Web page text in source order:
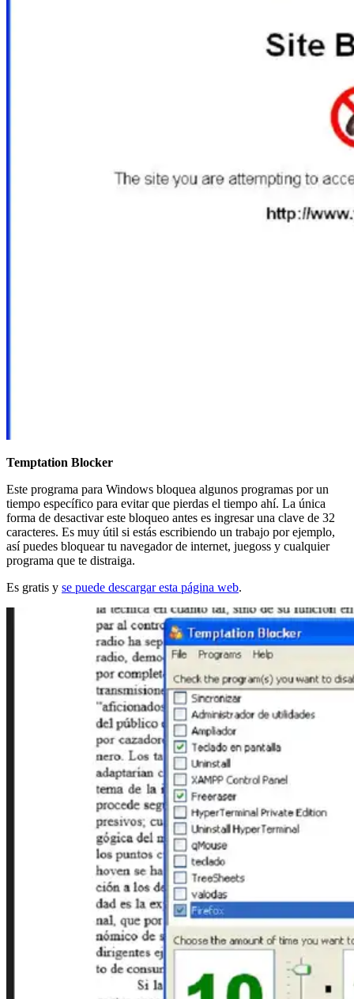
Temptation Blocker
Este programa para Windows bloquea algunos programas por un
tiempo específico para evitar que pierdas el tiempo ahí. La única
forma de desactivar este bloqueo antes es ingresar una clave de 32
caracteres. Es muy útil si estás escribiendo un trabajo por ejemplo,
así puedes bloquear tu navegador de internet, juegoss y cualquier
programa que te distraiga.
Es gratis y se puede descargar esta página web.